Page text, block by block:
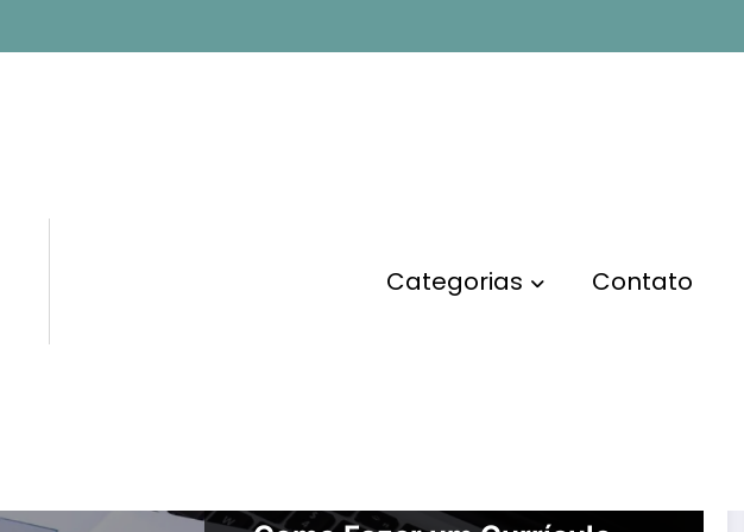
Categorias Contato